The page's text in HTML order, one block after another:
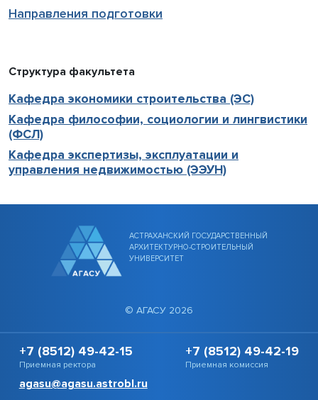
Направления подготовки
Структура факультета
Кафедра экономики строительства (ЭС)
Кафедра философии, социологии и лингвистики
(ФСЛ)
Кафедра экспертизы, эксплуатации и
управления недвижимостью (ЭЭУН)
АСТРАХАНСКИЙ ГОСУДАРСТВЕННЫЙ
АРХИТЕКТУРНО-СТРОИТЕЛЬНЫЙ
УНИВЕРСИТЕТ
© АГАСУ 2026
+7 (8512) 49-42-15
Приемная ректора
agasu@agasu.astrobl.ru
+7 (8512) 49-42-19
Приемная комиссия